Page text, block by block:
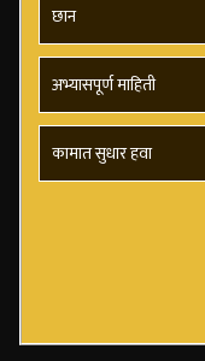
छान
अभ्यासपूर्ण माहिती
कामात सुधार हवा